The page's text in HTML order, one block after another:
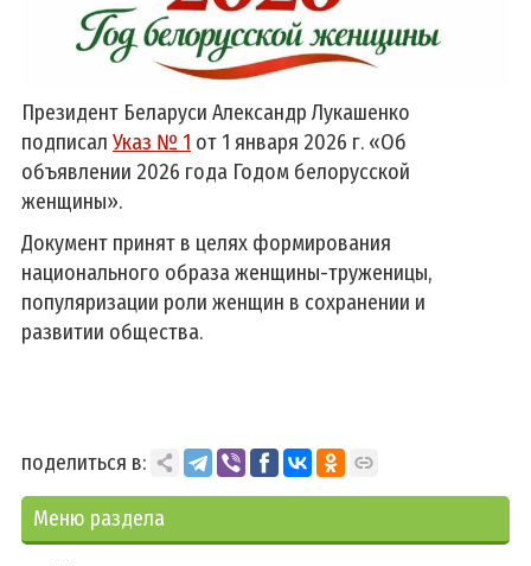
Президент Беларуси Александр Лукашенко
подписал Указ № 1 от 1 января 2026 г. «Об
объявлении 2026 года Годом белорусской
женщины».
Документ принят в целях формирования
национального образа женщины-труженицы,
популяризации роли женщин в сохранении и
развитии общества.
поделиться в:
Меню раздела